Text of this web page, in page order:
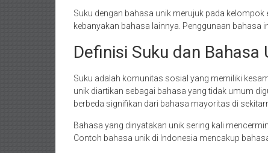
Suku dengan bahasa unik merujuk pada
kebanyakan bahasa lainnya. Penggunaan bahasa
Definisi Suku dan Bahasa
Suku adalah komunitas sosial yang memiliki
unik diartikan sebagai bahasa yang tidak umum
berbeda signifikan dari bahasa mayoritas di
Bahasa yang dinyatakan unik sering kali
Contoh bahasa unik di Indonesia mencakup